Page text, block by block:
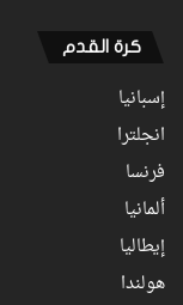
كرة القدم
إسبانيا
انجلترا
فرنسا
ألمانيا
إيطاليا
هولندا